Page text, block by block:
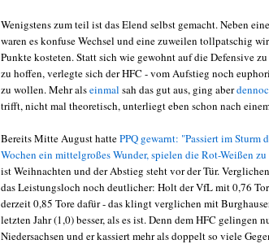
Wenigstens zum teil ist das Elend selbst gemacht. Neben
waren es konfuse Wechsel und eine zuweilen tollpatschig
Punkte kosteten. Statt sich wie gewohnt auf die Defensive
zu hoffen, verlegte sich der HFC - vom Aufstieg noch
zu wollen. Mehr alseinmal sah das gut aus, ging aber
trifft, nicht mal theoretisch, unterliegt eben schon nach
Bereits Mitte August hattePPQ gewarnt: "Passiert im Sturm
Wochen ein mittelgroßes Wunder, spielen die Rot-Weißen
ist Weihnachten und der Abstieg steht vor der Tür.
das Leistungsloch noch deutlicher: Holt der VfL mit 0,76
derzeit 0,85 Tore dafür - das klingt verglichen mit
letzten Jahr (1,0) besser, als es ist. Denn dem HFC gelingen
Niedersachsen und er kassiert mehr als doppelt so viele